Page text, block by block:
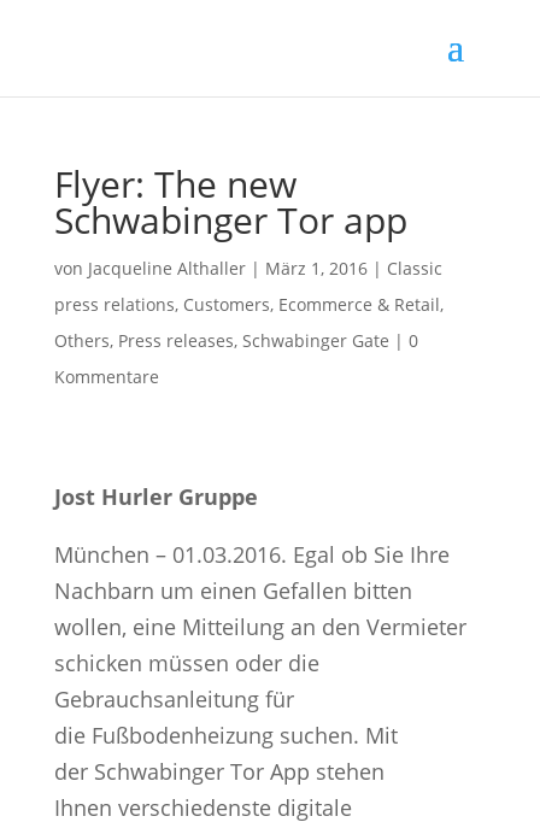
Flyer: The new
Schwabinger Tor app
von Jacqueline Althaller| März 1, 2016| Classic
press relations, Customers, Ecommerce & Retail,
Others, Press releases, Schwabinger Gate | 0
Kommentare
Jost Hurler Gruppe
München – 01.03.2016. Egal ob Sie Ihre
Nachbarn um einen Gefallen bitten
wollen, eine Mitteilung an den Vermieter
schicken müssen oder die
Gebrauchsanleitung für
die Fußbodenheizung suchen. Mit
der Schwabinger Tor App stehen
Ihnen verschiedenste digitale